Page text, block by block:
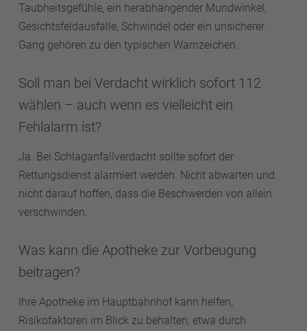
Taubheitsgefühle, ein herabhängender Mundwinkel,
Gesichtsfeldausfälle, Schwindel oder ein unsicherer
Gang gehören zu den typischen Warnzeichen.
Soll man bei Verdacht wirklich sofort 112
wählen – auch wenn es vielleicht ein
Fehlalarm ist?
Ja. Bei Schlaganfallverdacht sollte sofort der
Rettungsdienst alarmiert werden. Nicht abwarten und
nicht darauf hoffen, dass die Beschwerden von allein
verschwinden.
Was kann die Apotheke zur Vorbeugung
beitragen?
Ihre Apotheke im Hauptbahnhof kann helfen,
Risikofaktoren im Blick zu behalten, etwa durch